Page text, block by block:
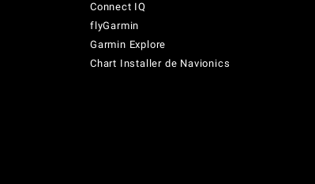
Connect IQ
flyGarmin
Garmin Explore
Chart Installer de Navionics